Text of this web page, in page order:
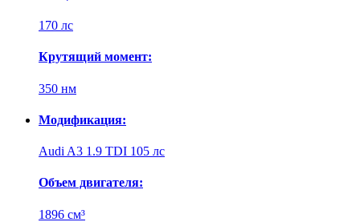
170 лс
Крутящий момент:
350 нм
Модификация:
Audi A3 1.9 TDI 105 лс
Объем двигателя:
1896 см³